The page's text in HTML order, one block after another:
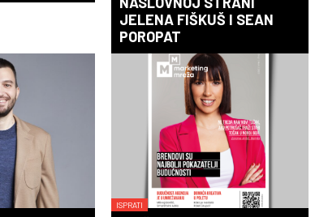
JELENA FIŠKUŠ I SEAN
POROPAT
ISPRATI